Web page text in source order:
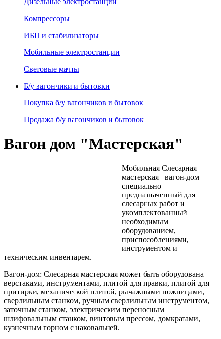
Дизельные электростанции
Компрессоры
ИБП и стабилизаторы
Мобильные электростанции
Световые мачты
Б/у вагончики и бытовки
Покупка б/у вагончиков и бытовок
Продажа б/у вагончиков и бытовок
Вагон дом "Мастерская"
Мобильная Слесарная
мастерская– вагон-дом
специально
предназначенный для
слесарных работ и
укомплектованный
необходимым
оборудованием,
приспособлениями,
инструментом и
техническим инвентарем.
Вагон-дом: Слесарная мастерская может быть оборудована
верстаками, инструментами, плитой для правки, плитой для
притирки, механической плитой, рычажными ножницами,
сверлильным станком, ручным сверлильным инструментом,
заточным станком, электрическим переносным
шлифовальным станком, винтовым прессом, домкратами,
кузнечным горном с наковальней.